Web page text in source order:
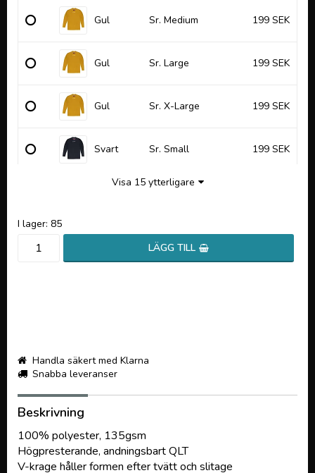
Gul Sr. Medium 199 SEK
Gul Sr. Large 199 SEK
Gul Sr. X-Large 199 SEK
Svart Sr. Small 199 SEK
Visa 15 ytterligare
I lager: 85
LÄGG TILL
Handla säkert med Klarna
Snabba leveranser
Beskrivning
100% polyester, 135gsm
Högpresterande, andningsbart QLT
V-krage håller formen efter tvätt och slitage